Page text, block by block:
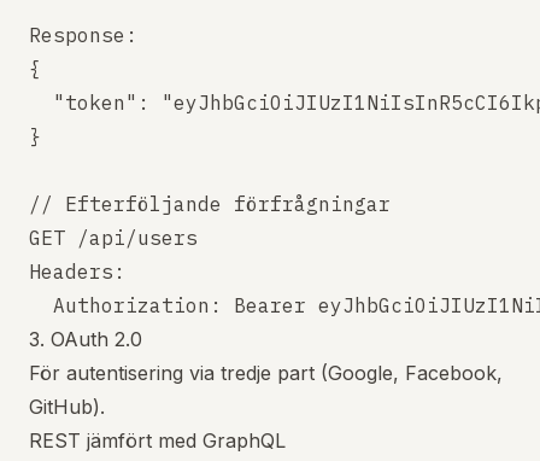
Response:
{
"token":
}
// Efterföljande förfrågningar
GET /api/users
Headers:
3. OAuth 2.0
För autentisering via tredje part (Google, Facebook,
GitHub).
REST jämfört med GraphQL